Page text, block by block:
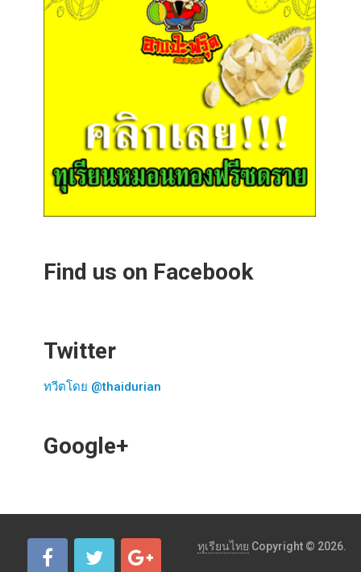
Find us on Facebook
Twitter
ทวีตโดย @thaidurian
Google+
ทุเรียนไทย Copyright © 2026.